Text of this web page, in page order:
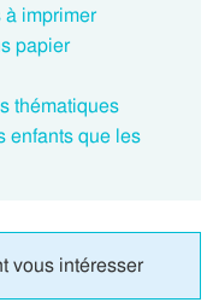
à imprimer
papier
thématiques
enfants que les
vous intéresser